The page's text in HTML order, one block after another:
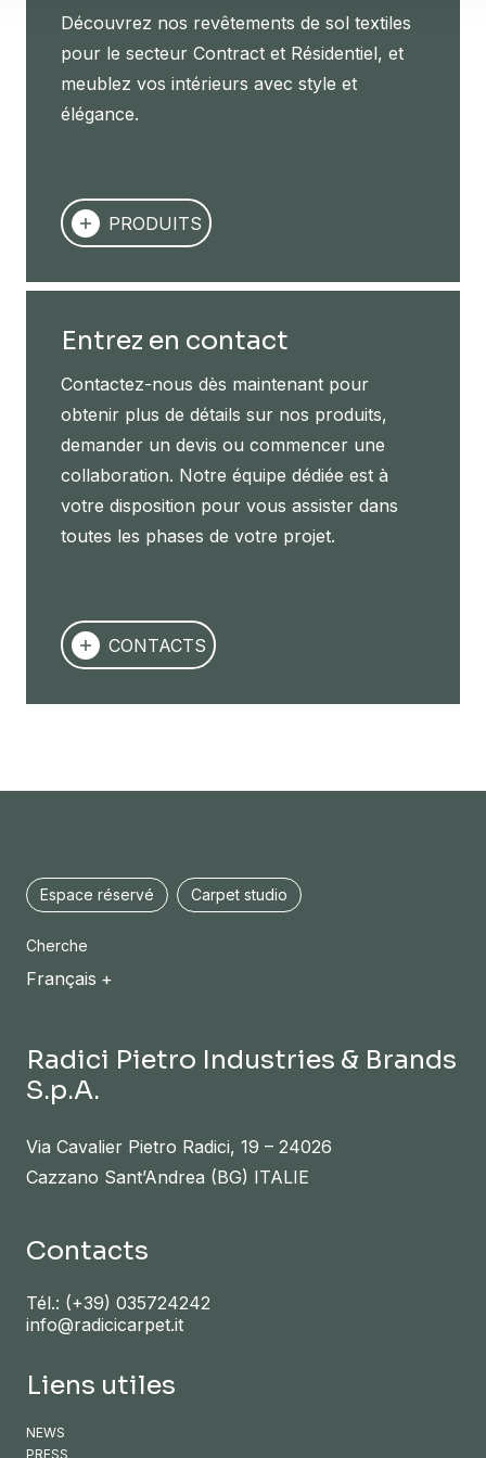
Découvrez nos revêtements de sol textiles
pour le secteur Contract et Résidentiel, et
meublez vos intérieurs avec style et
élégance.
PRODUITS
Entrez en contact
Contactez-nous dès maintenant pour
obtenir plus de détails sur nos produits,
demander un devis ou commencer une
collaboration. Notre équipe dédiée est à
votre disposition pour vous assister dans
toutes les phases de votre projet.
CONTACTS
Espace réservé Carpet studio
Cherche
Français
Radici Pietro Industries & Brands
S.p.A.
Via Cavalier Pietro Radici, 19 – 24026
Cazzano Sant’Andrea (BG) ITALIE
Contacts
Tél.: (+39) 035724242
info@radicicarpet.it
Liens utiles
NEWS
PRESS